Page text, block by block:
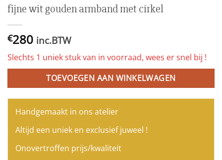
fijne wit gouden armband met cirkel
€280 inc.BTW
Slechts 1 uniek stuk van in voorraad, wees er snel bij !
TOEVOEGEN AAN WINKELWAGEN
Handgemaakt in ons atelier
Altijd een uniek en exclusief juweel !
Onovertroffen prijs/kwaliteit